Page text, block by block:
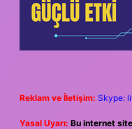
Reklam ve İletişim: Skype:
Yasal Uyarı: Bu internet